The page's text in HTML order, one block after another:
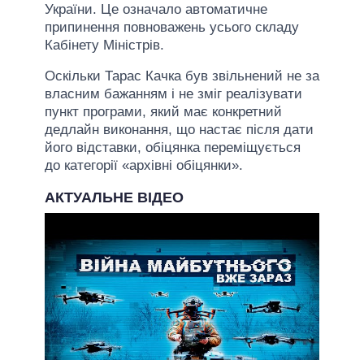
України. Це означало автоматичне
припинення повноважень усього складу
Кабінету Міністрів.
Оскільки Тарас Качка був звільнений не за
власним бажанням і не зміг реалізувати
пункт програми, який має конкретний
дедлайн виконання, що настає після дати
його відставки, обіцянка переміщується
до категорії «архівні обіцянки».
АКТУАЛЬНЕ ВІДЕО